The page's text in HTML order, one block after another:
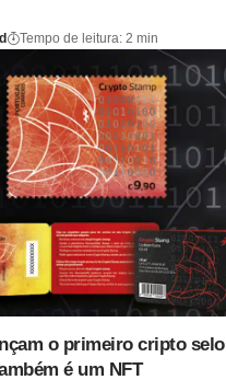
Tempo de leitura: 2 min
o primeiro cripto selo
é um NFT